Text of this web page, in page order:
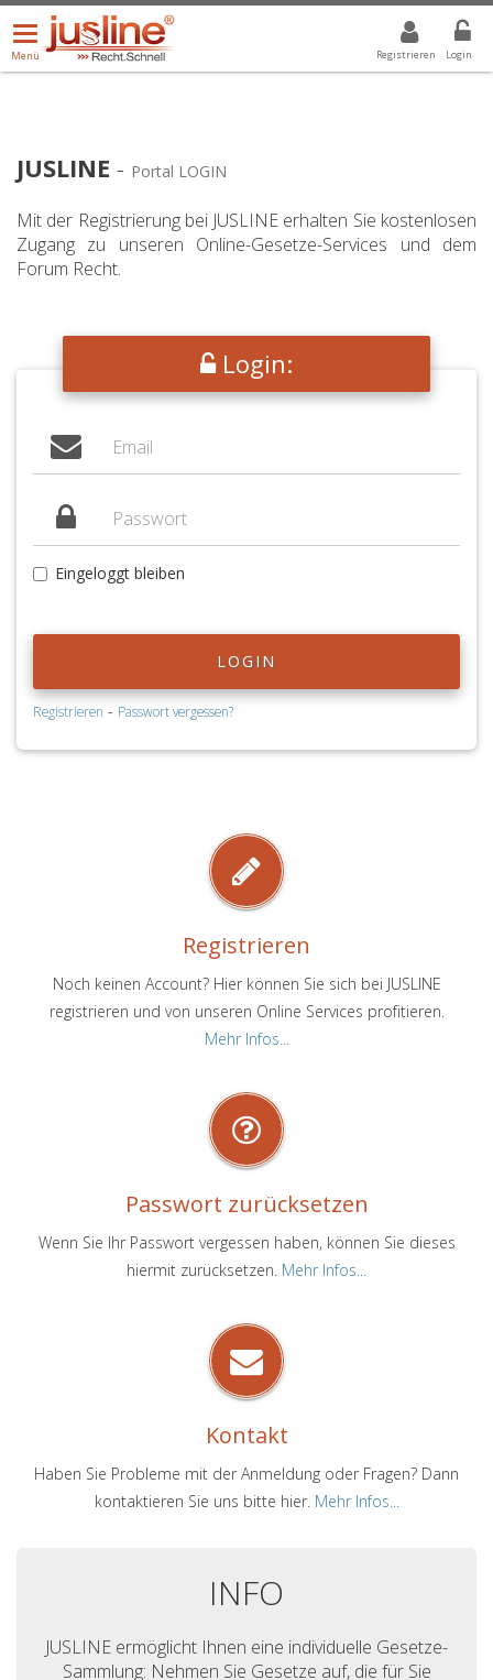
Registrieren Login
Menü
öffnen/schließen
Menü
ALLE DROPDOWN: GEWÄHLTER WERT IST ALLE
JUSLINE - Portal LOGIN
Mit der Registrierung bei JUSLINE erhalten Sie kostenlosen
Zugang zu unseren Online-Gesetze-Services und dem
Forum Recht.
Login:
Eingeloggt bleiben
LOGIN
Registrieren - Passwort vergessen?
Registrieren
Noch keinen Account? Hier können Sie sich bei JUSLINE
registrieren und von unseren Online Services profitieren.
Mehr Infos...
Passwort zurücksetzen
Wenn Sie Ihr Passwort vergessen haben, können Sie dieses
hiermit zurücksetzen. Mehr Infos...
Kontakt
Haben Sie Probleme mit der Anmeldung oder Fragen? Dann
kontaktieren Sie uns bitte hier. Mehr Infos...
INFO
JUSLINE ermöglicht Ihnen eine individuelle Gesetze-
Sammlung: Nehmen Sie Gesetze auf, die für Sie